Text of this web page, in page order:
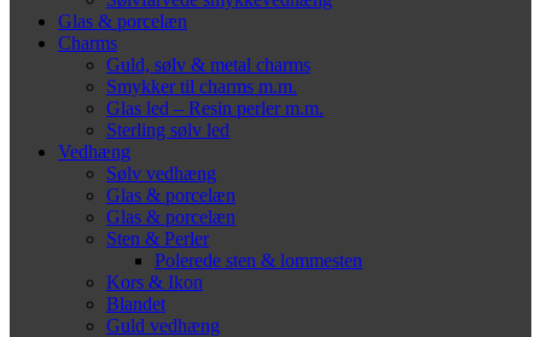
Glas & porcelæn
Charms
Guld, sølv & metal charms
Smykker til charms m.m.
Glas led – Resin perler m.m.
Sterling sølv led
Vedhæng
Sølv vedhæng
Glas & porcelæn
Glas & porcelæn
Sten & Perler
Polerede sten & lommesten
Kors & Ikon
Blandet
Guld vedhæng